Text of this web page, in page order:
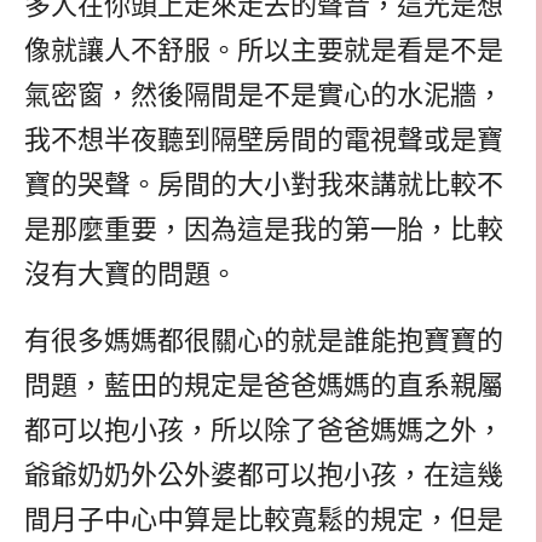
像就讓人不舒服。所以主要就是看是不是
氣密窗，然後隔間是不是實心的水泥牆，
我不想半夜聽到隔壁房間的電視聲或是寶
寶的哭聲。房間的大小對我來講就比較不
是那麼重要，因為這是我的第一胎，比較
沒有大寶的問題。
有很多媽媽都很關心的就是誰能抱寶寶的
問題，藍田的規定是爸爸媽媽的直系親屬
都可以抱小孩，所以除了爸爸媽媽之外，
爺爺奶奶外公外婆都可以抱小孩，在這幾
間月子中心中算是比較寬鬆的規定，但是